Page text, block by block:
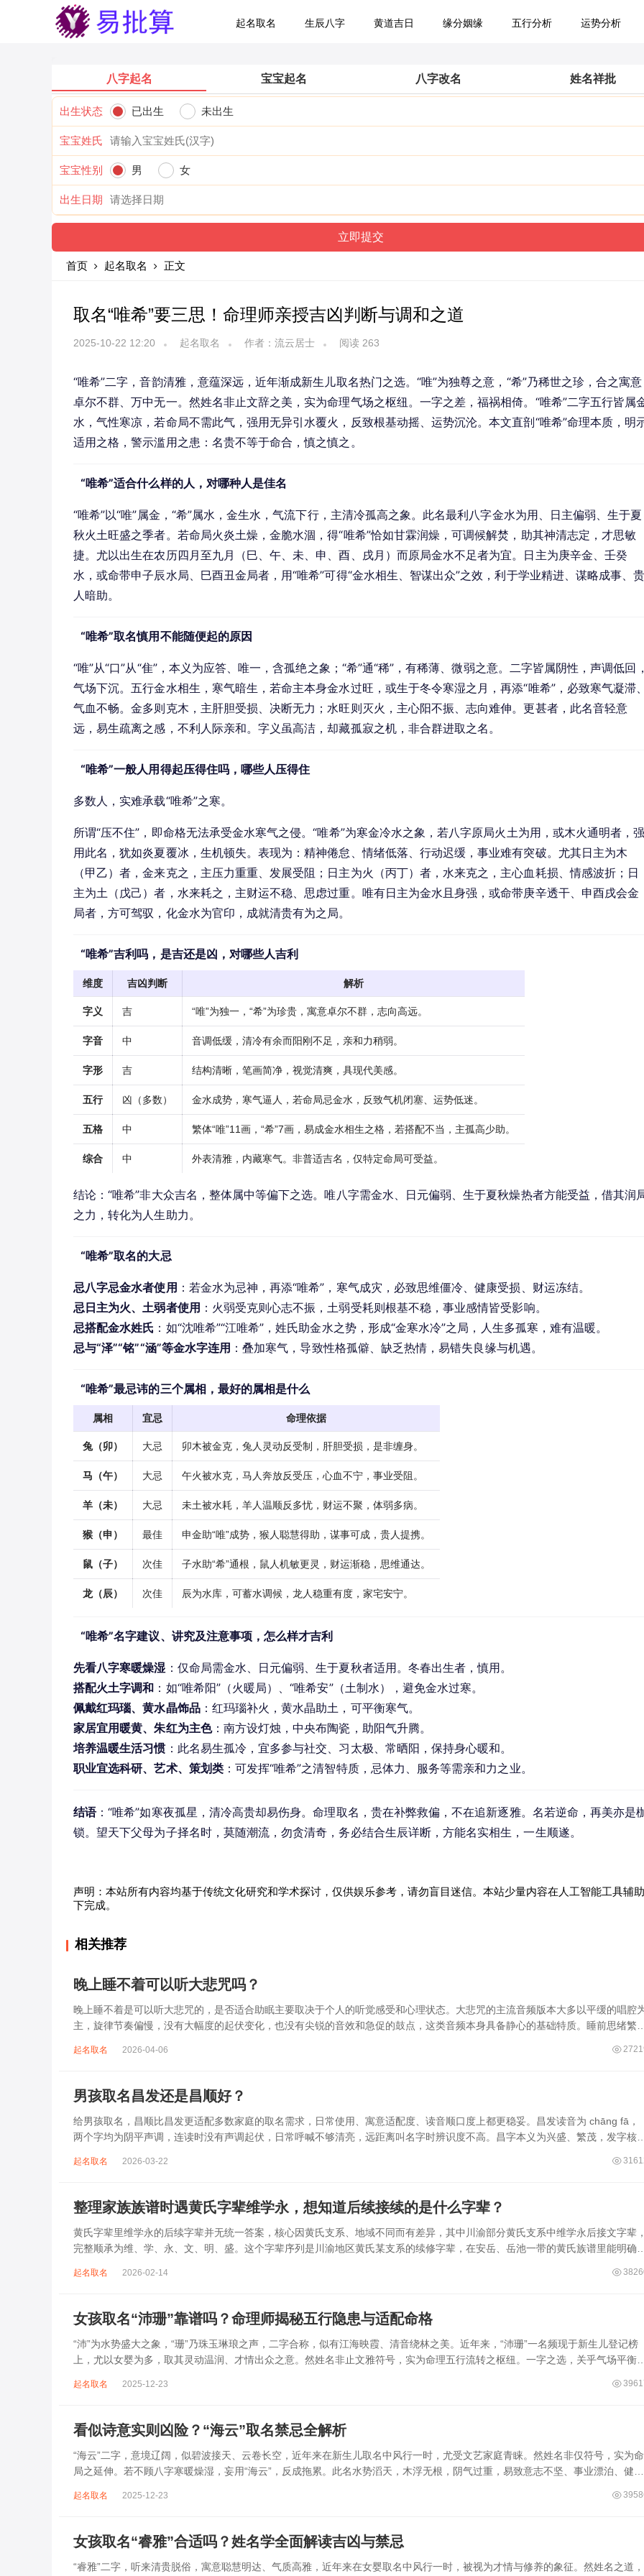
起名取名 生辰八字 黄道吉日 缘分姻缘 五行分析 运势分析
八字起名 宝宝起名 八字改名 姓名祥批
出生状态 已出生 未出生
宝宝姓氏
宝宝性别 男 女
出生日期
首页 起名取名 正文
取名“唯希”要三思！命理师亲授吉凶判断与调和之道
2025-10-22 12:20 起名取名 作者：流云居士 阅读 263
“唯希”二字，音韵清雅，意蕴深远，近年渐成新生儿取名热门之选。“唯”为独尊之意，“希”乃稀世之珍，合之寓意
卓尔不群、万中无一。然姓名非止文辞之美，实为命理气场之枢纽。一字之差，福祸相倚。“唯希”二字五行皆属
水，气性寒凉，若命局不需此气，强用无异引水覆火，反致根基动摇、运势沉沦。本文直剖“唯希”命理本质，明
适用之格，警示滥用之患：名贵不等于命合，慎之慎之。
“唯希”适合什么样的人，对哪种人是佳名
“唯希”以“唯”属金，“希”属水，金生水，气流下行，主清冷孤高之象。此名最利八字金水为用、日主偏弱、生于夏
秋火土旺盛之季者。若命局火炎土燥，金脆水涸，得“唯希”恰如甘霖润燥，可调候解焚，助其神清志定，才思敏
捷。尤以出生在农历四月至九月（巳、午、未、申、酉、戌月）而原局金水不足者为宜。日主为庚辛金、壬癸
水，或命带申子辰水局、巳酉丑金局者，用“唯希”可得“金水相生、智谋出众”之效，利于学业精进、谋略成事、
人暗助。
“唯希”取名慎用不能随便起的原因
“唯”从“口”从“隹”，本义为应答、唯一，含孤绝之象；“希”通“稀”，有稀薄、微弱之意。二字皆属阴性，声调低回
气场下沉。五行金水相生，寒气暗生，若命主本身金水过旺，或生于冬令寒湿之月，再添“唯希”，必致寒气凝滞
气血不畅。金多则克木，主肝胆受损、决断无力；水旺则灭火，主心阳不振、志向难伸。更甚者，此名音轻意
远，易生疏离之感，不利人际亲和。字义虽高洁，却藏孤寂之机，非合群进取之名。
“唯希”一般人用得起压得住吗，哪些人压得住
多数人，实难承载“唯希”之寒。
所谓“压不住”，即命格无法承受金水寒气之侵。“唯希”为寒金冷水之象，若八字原局火土为用，或木火通明者，
用此名，犹如炎夏覆冰，生机顿失。表现为：精神倦怠、情绪低落、行动迟缓，事业难有突破。尤其日主为木
（甲乙）者，金来克之，主压力重重、发展受阻；日主为火（丙丁）者，水来克之，主心血耗损、情感波折；日
主为土（戊己）者，水来耗之，主财运不稳、思虑过重。唯有日主为金水且身强，或命带庚辛透干、申酉戌会金
局者，方可驾驭，化金水为官印，成就清贵有为之局。
“唯希”吉利吗，是吉还是凶，对哪些人吉利
维度 吉凶判断 解析
字义 吉 “唯”为独一，“希”为珍贵，寓意卓尔不群，志向高远。
字音 中 音调低缓，清冷有余而阳刚不足，亲和力稍弱。
字形 吉 结构清晰，笔画简净，视觉清爽，具现代美感。
五行 凶（多数） 金水成势，寒气逼人，若命局忌金水，反致气机闭塞、运势低迷。
五格 中 繁体“唯”11画，“希”7画，易成金水相生之格，若搭配不当，主孤高少助。
综合 中 外表清雅，内藏寒气。非普适吉名，仅特定命局可受益。
结论：“唯希”非大众吉名，整体属中等偏下之选。唯八字需金水、日元偏弱、生于夏秋燥热者方能受益，借其润
之力，转化为人生助力。
“唯希”取名的大忌
忌八字忌金水者使用 ：若金水为忌神，再添“唯希”，寒气成灾，必致思维僵冷、健康受损、财运冻结。
忌日主为火、土弱者使用 ：火弱受克则心志不振，土弱受耗则根基不稳，事业感情皆受影响。
忌搭配金水姓氏 ：如“沈唯希”“江唯希”，姓氏助金水之势，形成“金寒水冷”之局，人生多孤寒，难有温暖。
忌与“泽”“铭”“涵”等金水字连用 ：叠加寒气，导致性格孤僻、缺乏热情，易错失良缘与机遇。
“唯希”最忌讳的三个属相，最好的属相是什么
属相 宜忌 命理依据
兔（卯） 大忌 卯木被金克，兔人灵动反受制，肝胆受损，是非缠身。
马（午） 大忌 午火被水克，马人奔放反受压，心血不宁，事业受阻。
羊（未） 大忌 未土被水耗，羊人温顺反多忧，财运不聚，体弱多病。
猴（申） 最佳 申金助“唯”成势，猴人聪慧得助，谋事可成，贵人提携。
鼠（子） 次佳 子水助“希”通根，鼠人机敏更灵，财运渐稳，思维通达。
龙（辰） 次佳 辰为水库，可蓄水调候，龙人稳重有度，家宅安宁。
“唯希”名字建议、讲究及注意事项，怎么样才吉利
先看八字寒暖燥湿 ：仅命局需金水、日元偏弱、生于夏秋者适用。冬春出生者，慎用。
搭配火土字调和 ：如“唯希阳”（火暖局）、“唯希安”（土制水），避免金水过寒。
佩戴红玛瑙、黄水晶饰品：红玛瑙补火，黄水晶助土，可平衡寒气。
家居宜用暖黄、朱红为主色：南方设灯烛，中央布陶瓷，助阳气升腾。
培养温暖生活习惯：此名易生孤冷，宜多参与社交、习太极、常晒阳，保持身心暖和。
职业宜选科研、艺术、策划类：可发挥“唯希”之清智特质，忌体力、服务等需亲和力之业。
结语：“唯希”如寒夜孤星，清冷高贵却易伤身。命理取名，贵在补弊救偏，不在追新逐雅。名若逆命，再美亦是
锁。望天下父母为子择名时，莫随潮流，勿贪清奇，务必结合生辰详断，方能名实相生，一生顺遂。
声明：本站所有内容均基于传统文化研究和学术探讨，仅供娱乐参考，请勿盲目迷信。本站少量内容在人工智能工具辅助
下完成。
相关推荐
晚上睡不着可以听大悲咒吗？
晚上睡不着是可以听大悲咒的，是否适合助眠主要取决于个人的听觉感受和心理状态。大悲咒的主流音频版本大多以平缓的唱腔
主，旋律节奏偏慢，没有大幅度的起伏变化，也没有尖锐的音效和急促的鼓点，这类音频本身具备静心的基础特质。睡前思绪繁
起名取名 2026-04-06
男孩取名昌发还是昌顺好？
给男孩取名，昌顺比昌发更适配多数家庭的取名需求，日常使用、寓意适配度、读音顺口度上都更稳妥。昌发读音为 chāng fā，
两个字均为阴平声调，连读时没有声调起伏，日常呼喊不够清亮，远距离叫名字时辨识度不高。昌字本义为兴盛、繁茂，发字核
起名取名 2026-03-22
整理家族族谱时遇黄氏字辈维学永，想知道后续接续的是什么字辈？
黄氏字辈里维学永的后续字辈并无统一答案，核心因黄氏支系、地域不同而有差异，其中川渝部分黄氏支系中维学永后接文字辈
完整顺承为维、学、永、文、明、盛。这个字辈序列是川渝地区黄氏某支系的续修字辈，在安岳、岳池一带的黄氏族谱里能明确
起名取名 2026-02-14
女孩取名“沛珊”靠谱吗？命理师揭秘五行隐患与适配命格
“沛”为水势盛大之象，“珊”乃珠玉琳琅之声，二字合称，似有江海映霞、清音绕林之美。近年来，“沛珊”一名频现于新生儿登记榜
上，尤以女婴为多，取其灵动温润、才情出众之意。然姓名非止文雅符号，实为命理五行流转之枢纽。一字之选，关乎气场平衡
起名取名 2025-12-23
看似诗意实则凶险？“海云”取名禁忌全解析
“海云”二字，意境辽阔，似碧波接天、云卷长空，近年来在新生儿取名中风行一时，尤受文艺家庭青睐。然姓名非仅符号，实为命
局之延伸。若不顾八字寒暖燥湿，妄用“海云”，反成拖累。此名水势滔天，木浮无根，阴气过重，易致意志不坚、事业漂泊、健康
起名取名 2025-12-23
女孩取名“睿雅”合适吗？姓名学全面解读吉凶与禁忌
“睿雅”二字，听来清贵脱俗，寓意聪慧明达、气质高雅，近年来在女婴取名中风行一时，被视为才情与修养的象征。然姓名之道，